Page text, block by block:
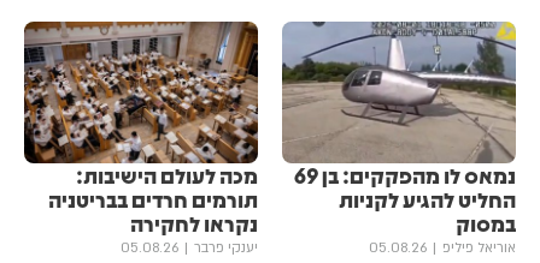
נמאס לו מהפקקים: בן 69
החליט להגיע לקניות
במסוק
אוריאל פיליפ 05.08.26
מכה לעולם הישיבות:
תורמים חרדים בבריטניה
נקראו לחקירה
יענקי פרבר 05.08.26